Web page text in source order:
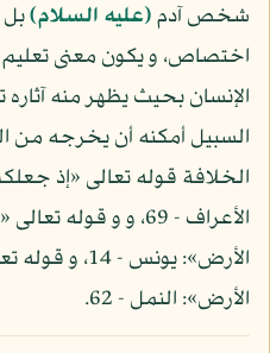
شخص آدم(عليه السلام)
اختصاص، و يكون معنى تعليم
الإنسان بحيث يظهر منه آثاره
السبيل أمكنه أن يخرجه من
الخلافة قوله تعالى «إذ
الأعراف - 69، و و
الأرض»: يونس -
الأرض»: النمل - 62.